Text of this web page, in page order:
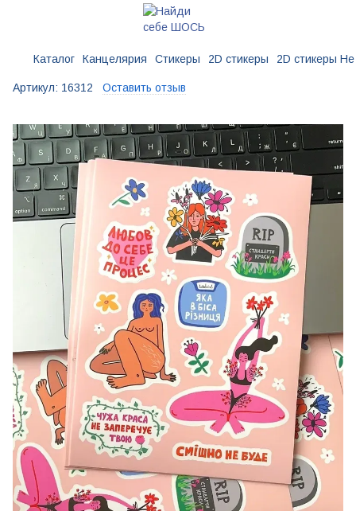
Каталог Канцелярия Стикеры 2D стикеры 2D стикеры Не
Артикул: 16312 Оставить отзыв